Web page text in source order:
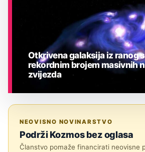
Otkrivena galaksija iz ranog
rekordnim brojem masivnih
zvijezda
NEOVISNO NOVINARSTVO
Podrži Kozmos bez oglasa
Članstvo pomaže financirati neovisne